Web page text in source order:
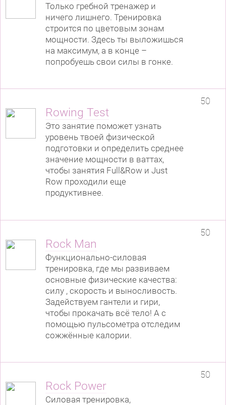
Только гребной тренажер и
ничего лишнего. Тренировка
строится по цветовым зонам
мощности. Здесь ты выложишься
на максимум, а в конце –
попробуешь свои силы в гонке.
Rowing Test
Это занятие поможет узнать
уровень твоей физической
подготовки и определить среднее
значение мощности в ваттах,
чтобы занятия Full&Row и Just
Row проходили еще
продуктивнее.
50
Rock Man
Функционально-силовая
тренировка, где мы развиваем
основные физические качества:
силу , скорость и выносливость.
Задействуем гантели и гири,
чтобы прокачать всё тело! А с
помощью пульсометра отследим
сожжённые калории.
50
Rock Power
Силовая тренировка,
50